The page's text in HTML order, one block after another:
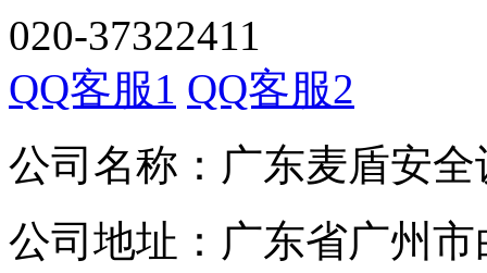
020-37322411
QQ客服1 QQ客服2
公司名称：广东麦盾安
公司地址：广东省广州